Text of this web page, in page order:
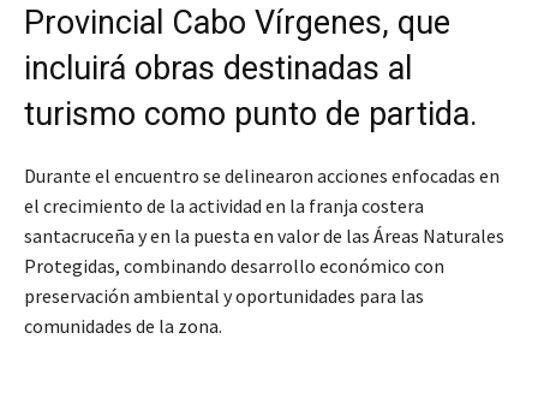
Provincial Cabo Vírgenes, que
incluirá obras destinadas al
turismo como punto de partida.
Durante el encuentro se delinearon acciones enfocadas en
el crecimiento de la actividad en la franja costera
santacruceña y en la puesta en valor de las Áreas Naturales
Protegidas, combinando desarrollo económico con
preservación ambiental y oportunidades para las
comunidades de la zona.